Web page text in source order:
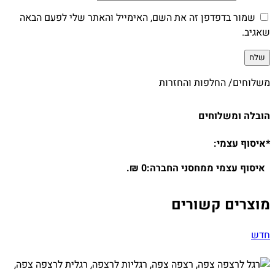
שמור בדפדפן זה את השם, האימייל והאתר שלי לפעם הבאה
שאגיב.
משלוחים/ החלפות והחזרות
הובלה ומשלוחים
*איסוף עצמי:
איסוף עצמי ממחסני החברה:0 ₪.
מוצרים קשורים
חדש